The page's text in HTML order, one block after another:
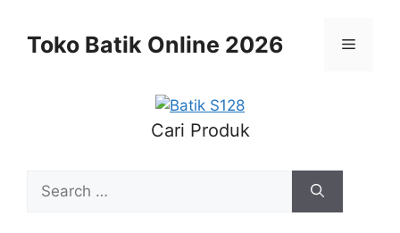
contentToko Batik Online 2026 Menu
Cari Produk
for: